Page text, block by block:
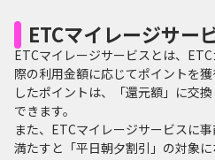
ETCマイレージサー
ETCマイレージサービスとは、
際の利用金額に応じてポイントを
したポイントは、「還元額」に交
できます。
また、ETCマイレージサービスに
満たすと「平日朝夕割引」の対象に